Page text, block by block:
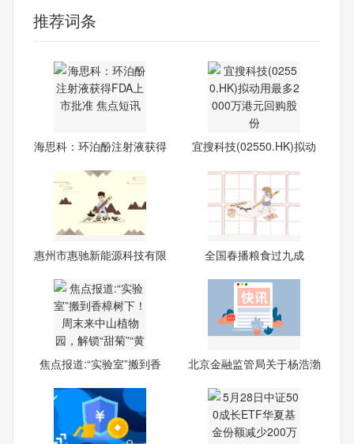
推荐词条
海思科：环泊酚注射液获得
宜搜科技(02550.HK)拟动
惠州市惠驰新能源科技有限
全国春播粮食过九成
焦点报道:“实验室”搬到香
北京金融监管局关于杨浩渤